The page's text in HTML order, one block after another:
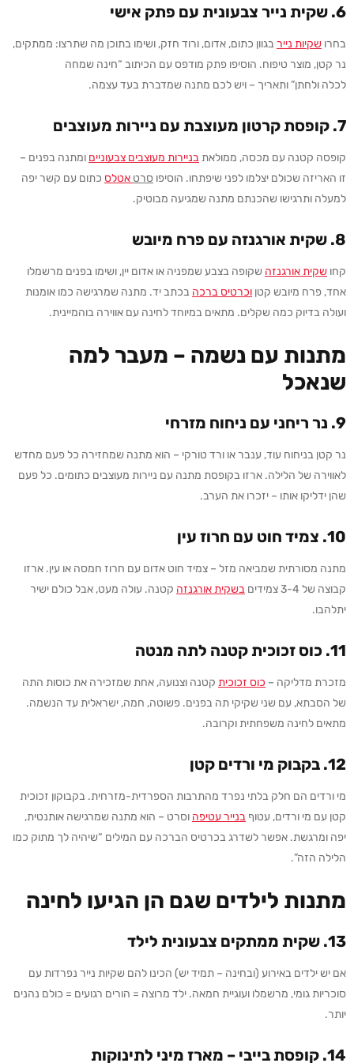
6. שקית נייר צבעונית עם פתק אישי
בחרו שקיות ניירבגוון כתום, אדום, ורוד חזק, ושימו בתוכן מה שתרצו: ממתקים,
נר קטן, מוצר טיפוח. הוסיפו פתק מודפס עם הכיתוב “חינה שמחה
לכלה ולחתן” ותאריך – ויש לכם מתנה שמדברת בעד עצמה.
7. קופסת קרטון מעוצבת עם ניירות מעוצבים
קופסה קטנה עם מכסה, ממולאתבניירות מעוצבים צבעוניים ומתנה בפנים –
זו האריזה שכולם יצלמו לפני שיפתחו. הוסיפו סרט אטלס כתום עם קשר יפה
למעלה ותרגישו שהכנתם מתנה שמגיעה מבוטיק.
8. שקית אורגנזה עם פרח מיובש
קחו שקיתאורגנזה שקופה בצבע שמפניה או אדום יין, ושימו בפנים מרשמלו
אחד, פרח מיובש קטן וכרטיס ברכה בכתב יד. מתנה שמרגישה כמו אומנות
ועולה בדיוק כמה שקלים. מתאים במיוחד לחינה עם אווירה בוהמיינית.
מתנות עם נשמה – מעבר למה
שנאכל
9. נר ריחני עם ניחוח מזרחי
נר קטן בניחוח עוד, ענבר או ורד טורקי – הוא מתנה שמחזירה כל פעם מחדש
לאווירה של הלילה. ארזו בקופסת מתנה עם ניירות מעוצבים כתומים. כל פעם
שהן ידליקו אותו – יזכרו את הערב.
10. צמיד חוט עם חרוז עין
מתנה מסורתית שמביאה מזל – צמיד חוט אדום עם חרוז חמסה או עין. ארזו
קבוצה של 3-4 צמידים
בשקיתאורגנזה קטנה. עולה מעט, אבל כולם ישיר
יתלהבו.
11. כוס זכוכית קטנה לתה מנטה
מזכרת מדליקה – כוס זכוכית קטנה וצנועה, אחת שמזכירה את כוסות התה
של הסבתא, עם שני שקיקי תה בפנים. פשוטה, חמה, ישראלית עד הנשמה.
מתאים לחינה משפחתית וקרובה.
12. בקבוק מי ורדים קטן
מי ורדים הם חלק בלתי נפרד מהתרבות הספרדית-מזרחית. בקבוקון זכוכית
קטן עם מי ורדים, עטוף בניירעטיפה וסרט – הוא מתנה שמרגישה אותנטית,
יפה ומרגשת. אפשר לשדרג בכרטיס הברכה עם המילים “שיהיה לך מתוק כמו
הלילה הזה”.
מתנות לילדים שגם הן הגיעו לחינה
13. שקית ממתקים צבעונית לילד
אם יש ילדים באירוע (ובחינה – תמיד יש) הכינו להם שקיות נייר נפרדות עם
סוכריות גומי, מרשמלו ועוגיית חמאה. ילד מרוצה = הורים רגועים = כולם נהנים
יותר.
14. קופסת בייבי – מארז מיני לתינוקות